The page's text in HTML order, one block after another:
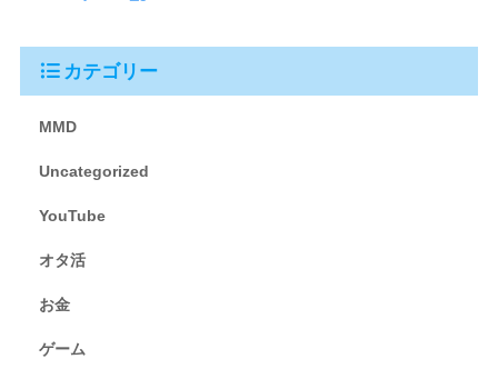
カテゴリー
MMD
Uncategorized
YouTube
オタ活
お金
ゲーム